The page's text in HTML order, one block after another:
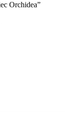
Orchidea”